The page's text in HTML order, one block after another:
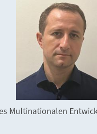
Multinationalen